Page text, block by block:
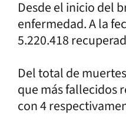
Desde el inicio del
enfermedad. A la
5.220.418
Del total de
que más fallecidos
con 4